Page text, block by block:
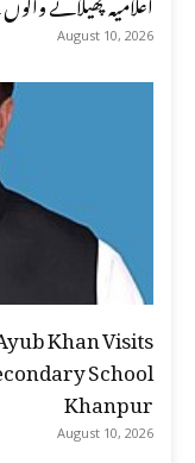
August 10, 2026
Khan Visits
School
Khanpur
August 10, 2026